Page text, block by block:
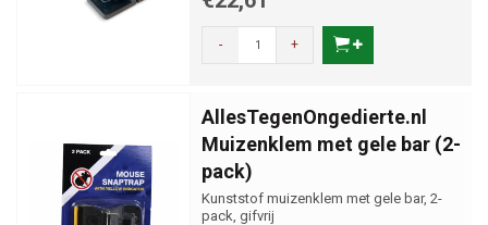
- +
AllesTegenOngedierte.nl
Muizenklem met gele bar (2-
pack)
Kunststof muizenklem met gele bar, 2-
pack, gifvrij